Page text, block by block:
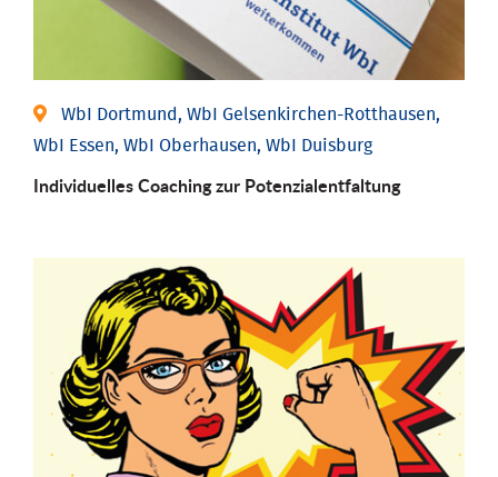
WbI Dortmund, WbI Gelsenkirchen-Rotthausen,
WbI Essen, WbI Oberhausen, WbI Duisburg
Individuelles Coaching zur Potenzialentfaltung